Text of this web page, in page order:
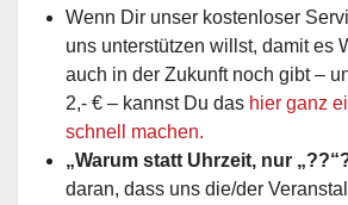
Wenn Dir unser kostenloser
uns unterstützen willst, damit es
auch in der Zukunft noch gibt –
2,- € – kannst Du das hier ganz
schnell machen.
„Warum statt Uhrzeit, nur
daran, dass uns die/der